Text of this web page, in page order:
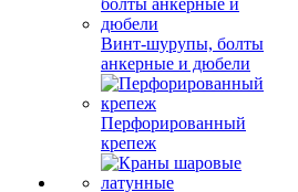
Винт-шурупы, болты
анкерные и дюбели
Перфорированный
крепеж